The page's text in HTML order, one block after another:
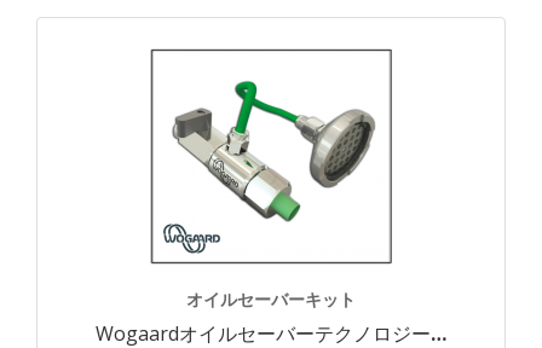
オイルセーバーキット
Wogaardオイルセーバーテクノロジー…